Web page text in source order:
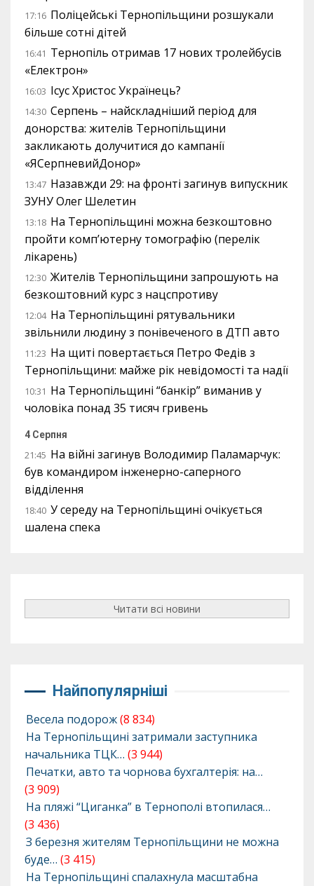
17:16 Поліцейські Тернопільщини розшукали
більше сотні дітей
16:41 Тернопіль отримав 17 нових тролейбусів
«Електрон»
16:03 Ісус Христос Українець?
14:30 Серпень – найскладніший період для
донорства: жителів Тернопільщини
закликають долучитися до кампанії
«ЯСерпневийДонор»
13:47 Назавжди 29: на фронті загинув випускник
ЗУНУ Олег Шелетин
13:18 На Тернопільщині можна безкоштовно
пройти комп’ютерну томографію (перелік
лікарень)
12:30 Жителів Тернопільщини запрошують на
безкоштовний курс з нацспротиву
12:04 На Тернопільщині рятувальники
звільнили людину з понівеченого в ДТП авто
11:23 На щиті повертається Петро Федів з
Тернопільщини: майже рік невідомості та надії
10:31 На Тернопільщині “банкір” виманив у
чоловіка понад 35 тисяч гривень
4 Серпня
21:45 На війні загинув Володимир Паламарчук:
був командиром інженерно-саперного
відділення
18:40 У середу на Тернопільщині очікується
шалена спека
Читати всі новини
Найпопулярніші
Весела подорож(8 834)
На Тернопільщині затримали заступника
начальника ТЦК… (3 944)
Печатки, авто та чорнова бухгалтерія: на…
(3 909)
На пляжі “Циганка” в Тернополі втопилася…
(3 436)
З березня жителям Тернопільщини не можна
буде… (3 415)
На Тернопільщині спалахнула масштабна